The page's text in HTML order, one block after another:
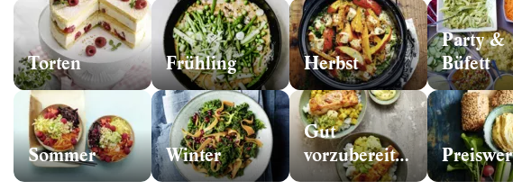
Torten Frühling Herbst
Party &
Büfett
Sommer Winter
Gut
vorzubereiten